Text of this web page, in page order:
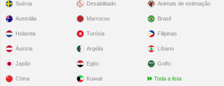
Suécia Desabilitado Animais de estimação
Austrália
Holanda
Áustria
Japão
China
Marrocos
Tunísia
Argélia
Egito
Kuwait
Brasil
Filipinas
Líbano
Golfo
Toda a lista